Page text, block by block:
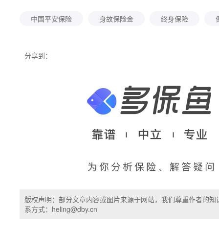
版权声明：部分文章内容或图片来源于网站，我们尊重作者的
系方式：heling@dby.cn
分享到：
中国平安保险 身故保险金 终身保险